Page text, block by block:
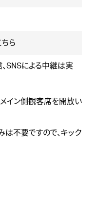
ら
SNSによる中継は実
イン側観客席を開放い
不要ですので、キック